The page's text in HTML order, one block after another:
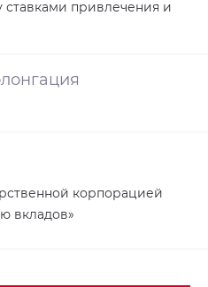
привлечения и
корпорацией
вкладов»